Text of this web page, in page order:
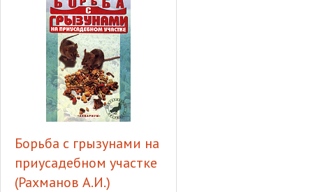
Борьба с грызунами на
приусадебном участке
(Рахманов А.И.)